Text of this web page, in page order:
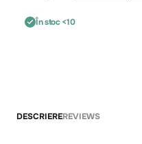
În stoc <10
DESCRIEREREVIEWS